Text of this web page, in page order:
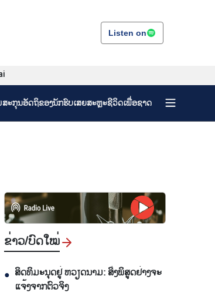
Listen on
ະກຸນອັດຖິຂອງນັກຮົບເສຍສະຫຼະຊີວິດເພື່ອຊາດ
ຂ່າວ/ບົດ​ໃໝ່
● ສິດ​ທິ​ມະ​ນຸດ​ຢູ່ ຫວຽດ​ນາມ: ສິ່ງ​ພິ​ສູດ​ຢ່າງ​ຈະ​
ແຈ້ງ​ຈາກ​ຕົວ​ຈິງ